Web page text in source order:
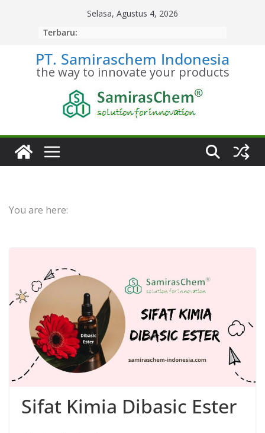
Selasa, Agustus 4, 2026
Terbaru:
PT. Samiraschem Indonesia
the way to innovate your products
You are here:
Sifat Kimia Dibasic Ester